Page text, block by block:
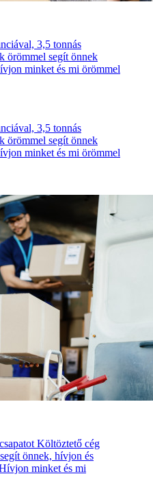
3,5 tonnás
örömmel segít önnek
minket és mi örömmel
3,5 tonnás
örömmel segít önnek
minket és mi örömmel
Költöztető cég
önnek, hívjon és
minket és mi